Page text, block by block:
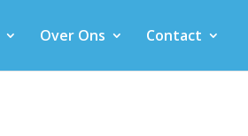
Over Ons Contact